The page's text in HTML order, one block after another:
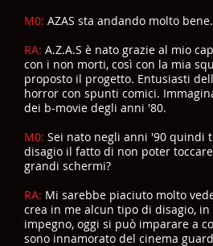
M0: AZAS sta andando molto
RA: A.Z.A.S è nato grazie al mio
con i non morti, così con la mia
proposto il progetto. Entusiasti
horror con spunti comici.
dei b-movie degli anni '80.
M0: Sei nato negli anni '90 quindi
disagio il fatto di non poter
grandi schermi?
RA: Mi sarebbe piaciuto molto
crea in me alcun tipo di disagio,
impegno, oggi si può imparare a
sono innamorato del cinema